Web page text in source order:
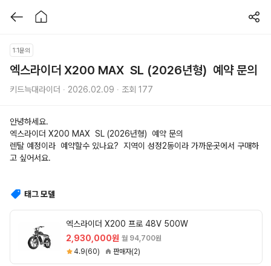
1:1문의
엑스라이더 X200 MAX  SL (2026년형)  예약 문의
키드늑대라이더 ∙ 2026.02.09 ∙ 조회 177
안녕하세요.
엑스라이더 X200 MAX  SL (2026년형)  예약 문의
렌탈 예정이라  예약할수 있나요?  지역이 성정2동이라 가까운곳에서 구매하
고 싶어서요.
태그 모델
엑스라이더 X200 프로 48V 500W
2,930,000원 월 94,700원
4.9(60)
판매자(2)